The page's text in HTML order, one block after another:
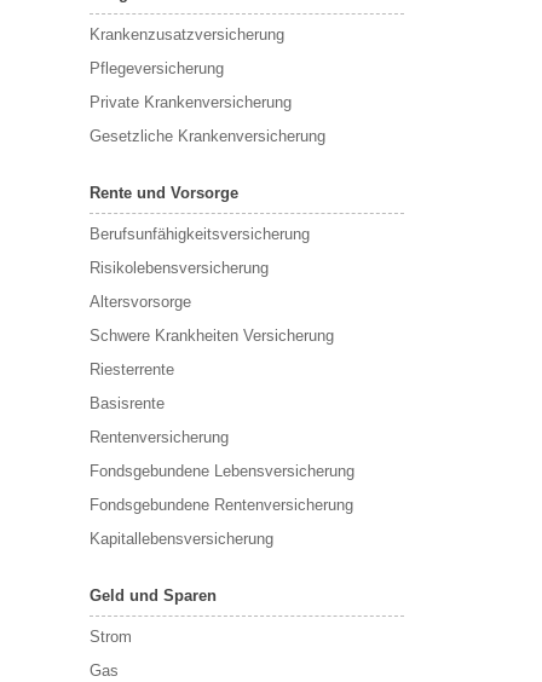
Krankenzusatzversicherung
Pflegeversicherung
Private Krankenversicherung
Gesetzliche Krankenversicherung
Rente und Vorsorge
Berufs­unfähigkeitsversicherung
Risikolebensversicherung
Altersvorsorge
Schwere Krankheiten Versicherung
Riesterrente
Basisrente
Rentenversicherung
Fondsgebundene Lebensversicherung
Fondsgebundene Rentenversicherung
Kapitallebensversicherung
Geld und Sparen
Strom
Gas